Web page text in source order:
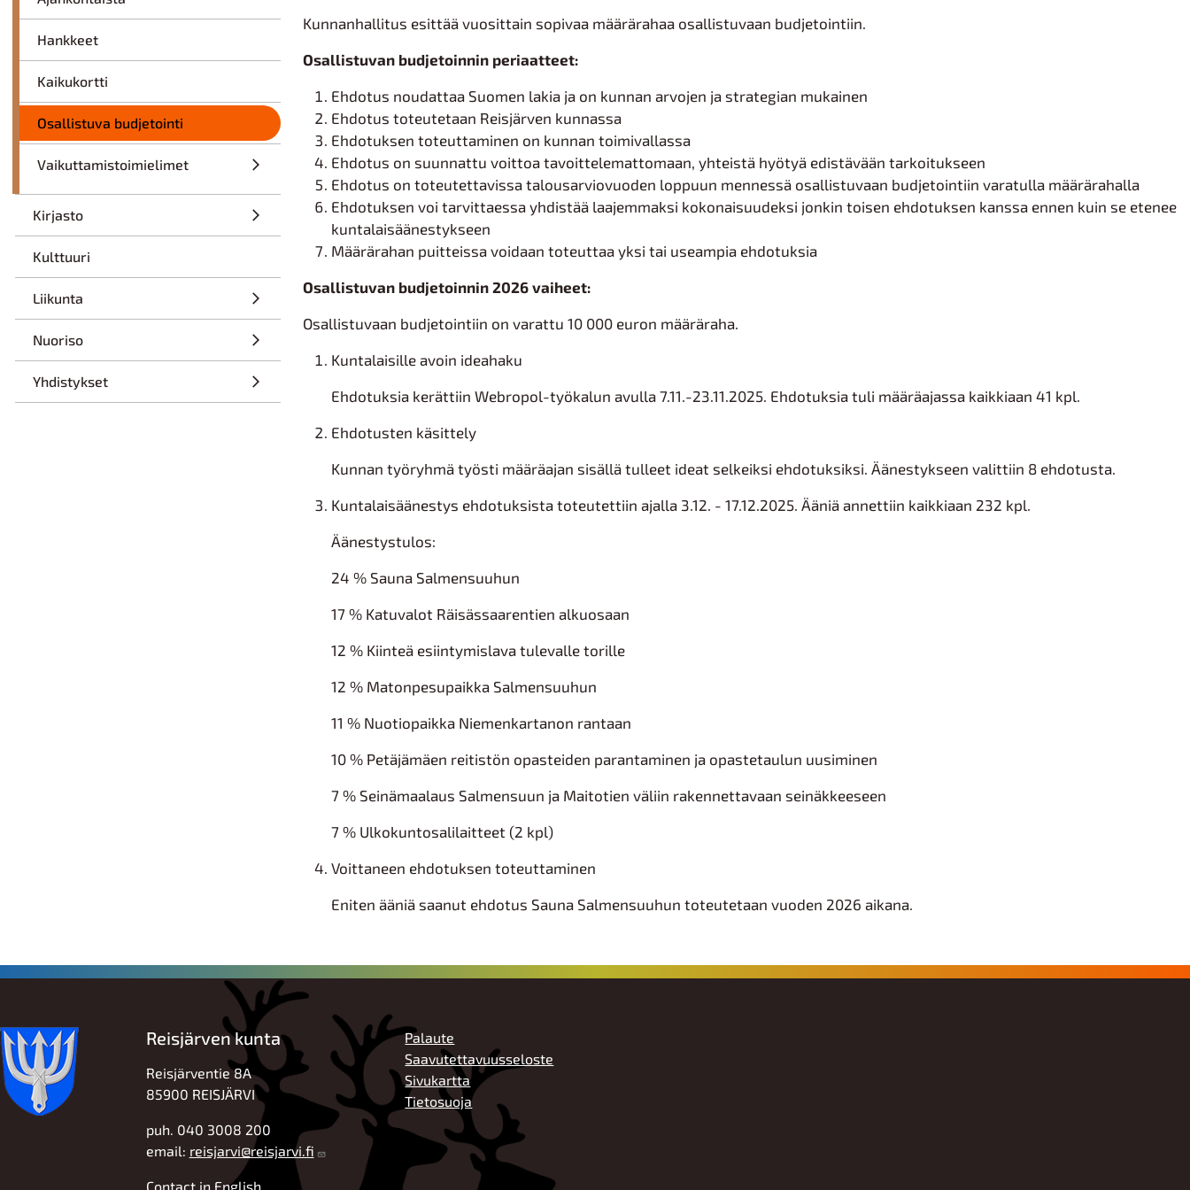
Hankkeet
Kaikukortti
Osallistuva budjetointi
Vaikuttamistoimielimet
Kirjasto
Kulttuuri
Liikunta
Nuoriso
Yhdistykset
Kunnanhallitus esittää vuosittain sopivaa määrärahaa osallistuvaan budjetointiin.
Osallistuvan budjetoinnin periaatteet:
Ehdotus noudattaa Suomen lakia ja on kunnan arvojen ja strategian mukainen
Ehdotus toteutetaan Reisjärven kunnassa
Ehdotuksen toteuttaminen on kunnan toimivallassa
Ehdotus on suunnattu voittoa tavoittelemattomaan, yhteistä hyötyä edistävään tarkoitukseen
Ehdotus on toteutettavissa talousarviovuoden loppuun mennessä osallistuvaan budjetointiin varatulla määrärahalla
Ehdotuksen voi tarvittaessa yhdistää laajemmaksi kokonaisuudeksi jonkin toisen ehdotuksen kanssa ennen kuin se etenee
kuntalaisäänestykseen
Määrärahan puitteissa voidaan toteuttaa yksi tai useampia ehdotuksia
Osallistuvan budjetoinnin 2026 vaiheet:
Osallistuvaan budjetointiin on varattu 10 000 euron määräraha.
Kuntalaisille avoin ideahaku
Ehdotuksia kerättiin Webropol-työkalun avulla 7.11.-23.11.2025. Ehdotuksia tuli määräajassa kaikkiaan 41 kpl.
Ehdotusten käsittely
Kunnan työryhmä työsti määräajan sisällä tulleet ideat selkeiksi ehdotuksiksi. Äänestykseen valittiin 8 ehdotusta.
Kuntalaisäänestys ehdotuksista toteutettiin ajalla 3.12. - 17.12.2025. Ääniä annettiin kaikkiaan 232 kpl.
Äänestystulos:
24 % Sauna Salmensuuhun
17 % Katuvalot Räisässaarentien alkuosaan
12 % Kiinteä esiintymislava tulevalle torille
12 % Matonpesupaikka Salmensuuhun
11 % Nuotiopaikka Niemenkartanon rantaan
10 % Petäjämäen reitistön opasteiden parantaminen ja opastetaulun uusiminen
7 % Seinämaalaus Salmensuun ja Maitotien väliin rakennettavaan seinäkkeeseen
7 % Ulkokuntosalilaitteet (2 kpl)
Voittaneen ehdotuksen toteuttaminen
Eniten ääniä saanut ehdotus Sauna Salmensuuhun toteutetaan vuoden 2026 aikana.
Reisjärven kunta
Reisjärventie 8A
85900 REISJÄRVI
puh. 040 3008 200
email: reisjarvi@reisjarvi.fi
Contact in English
ALATUNNISTE
Palaute
Saavutettavuusseloste
Sivukartta
Tietosuoja